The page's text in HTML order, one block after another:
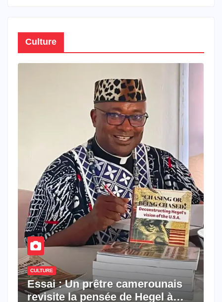
Culture
CULTURE
Essai : Un prêtre camerounais
revisite la pensée de Hegel à